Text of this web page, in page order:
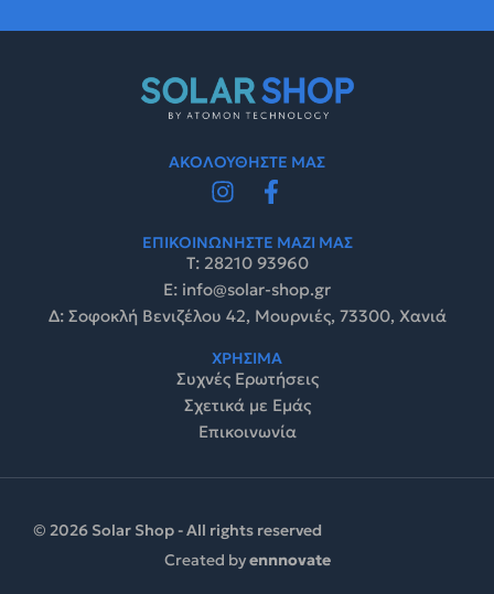
ΑΚΟΛΟΥΘΗΣΤΕ ΜΑΣ
ΕΠΙΚΟΙΝΩΝΗΣΤΕ ΜΑΖΙ ΜΑΣ
Τ: 28210 93960
E: info@solar-shop.gr
Δ: Σοφοκλή Βενιζέλου 42, Μουρνιές, 73300, Χανιά
ΧΡΗΣΙΜΑ
Συχνές Ερωτήσεις
Σχετικά με Εμάς
Επικοινωνία
© 2026 Solar Shop - All rights reserved
Created byennnovate